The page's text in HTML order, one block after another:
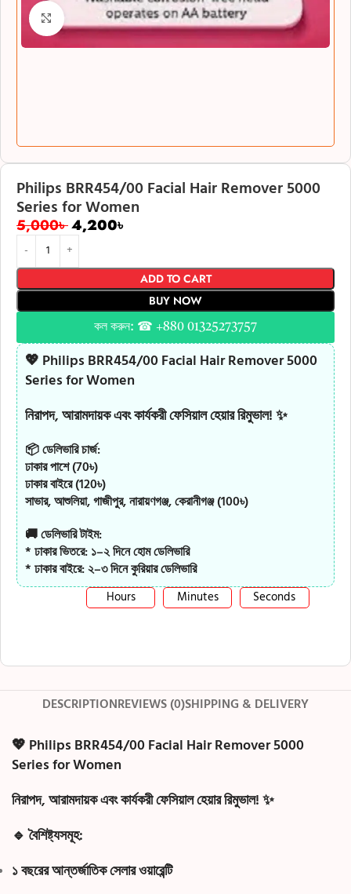
Click to enlarge
Philips BRR454/00 Facial Hair Remover 5000
Series for Women
5,000৳4,200৳
ADD TO CART
BUY NOW
কল করুন: ☎ +880 01325273757
💖 Philips BRR454/00 Facial Hair Remover 5000
Series for Women
নিরাপদ, আরামদায়ক এবং কার্যকরীফেসিয়াল হেয়ার রিমুভাল! ✨
📦 ডেলিভারি চার্জ:
ঢাকার পাশে (70৳)
ঢাকার বাইরে (120৳)
সাভার, আশুলিয়া, গাজীপুর, নারায়ণগঞ্জ, কেরানীগঞ্জ (100৳)
🚚 ডেলিভারি টাইম:
* ঢাকার ভিতরে: ১–২ দিনে হোম ডেলিভারি
* ঢাকার বাইরে: ২–৩ দিনে কুরিয়ার ডেলিভারি
Hours Minutes Seconds
DESCRIPTIONREVIEWS (0)SHIPPING & DELIVERY
💖 Philips BRR454/00 Facial Hair Remover 5000
Series for Women
নিরাপদ, আরামদায়ক এবং কার্যকরীফেসিয়াল হেয়ার রিমুভাল! ✨
🔹বৈশিষ্ট্যসমূহ:
১ বছরের আন্তর্জাতিক সেলার ওয়ারেন্টি